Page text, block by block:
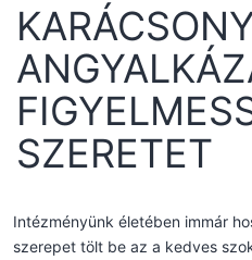
SZERETET
Intézményünk életében immár
szerepet tölt be az a kedves